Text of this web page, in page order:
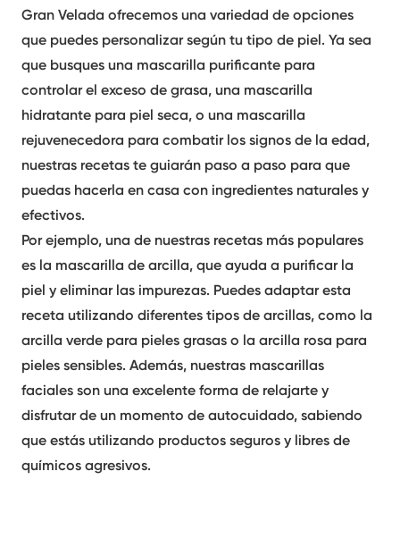
Gran Velada ofrecemos una variedad de opciones
que puedes personalizar según tu tipo de piel. Ya sea
que busques una mascarilla purificante para
controlar el exceso de grasa, una mascarilla
hidratante para piel seca, o una mascarilla
rejuvenecedora para combatir los signos de la edad,
nuestras recetas te guiarán paso a paso para que
puedas hacerla en casa con ingredientes naturales y
efectivos.
Por ejemplo, una de nuestras recetas más populares
es la mascarilla de arcilla, que ayuda a purificar la
piel y eliminar las impurezas. Puedes adaptar esta
receta utilizando diferentes tipos de arcillas, como la
arcilla verde para pieles grasas o la arcilla rosa para
pieles sensibles. Además, nuestras mascarillas
faciales son una excelente forma de relajarte y
disfrutar de un momento de autocuidado, sabiendo
que estás utilizando productos seguros y libres de
químicos agresivos.